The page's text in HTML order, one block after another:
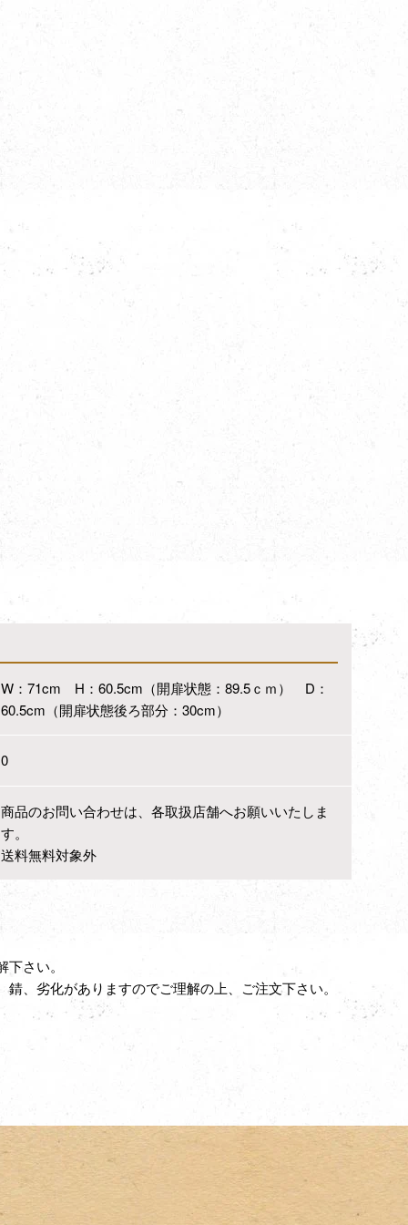
W：71cm H：60.5cm（開扉状態：89.5ｃｍ） D：
60.5cm（開扉状態後ろ部分：30cm）
0
商品のお問い合わせは、各取扱店舗へお願いいたしま
す。
送料無料対象外
さい。
、劣化がありますのでご理解の上、ご注文下さい。